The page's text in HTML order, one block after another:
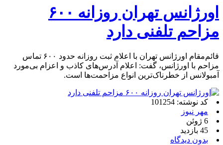
اورژانس تهران روزانه ۶۰۰
مزاحم تلفنی دارد
قائم‌مقام اورژانس تهران با اعلام ثبت روزانه حدود ۶۰۰ تماس
مزاحم با اورژانس، گفت: اعلام آدرس‌های کاذب و اعزام بی‌مورد
آمبولانس از خطرناک‌ترین انواع مزاحمت‌ها است.
کد نوشته: 101254
مهر نیوز
6 ژوئن
45 بازدید
بدون دیدگاه